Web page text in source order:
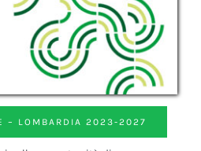
– LOMBARDIA 2023-2027